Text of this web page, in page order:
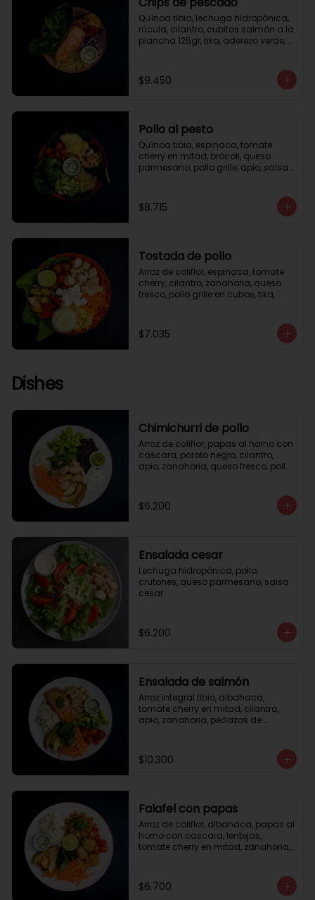
Quínoa tibia, lechuga hidropónica,
rúcula, cilantro, cubitos salmón a la
plancha 125gr, tika, aderezo verde,
$9.450
Pollo al pesto
Quínoa tibia, espinaca, tomate
cherry en mitad, brócoli, queso
parmesano, pollo grille, apio, salsa
$8.715
Tostada de pollo
Arroz de coliflor, espinaca, tomate
cherry, cilantro, zanahoria, queso
fresco, pollo grille en cubos, tika,
$7.035
Dishes
Chimichurri de pollo
Arroz de coliflor, papas al horno con
cascara, poroto negro, cilantro,
apio, zanahoria, queso fresco, pollo
$6.200
Ensalada cesar
Lechuga hidropónica, pollo,
crutones, queso parmesano, salsa
cesar
$6.200
Ensalada de salmón
Arroz integral tibio, albahaca,
tomate cherry en mitad, cilantro,
apio, zanahoria, pedazos de
verde, limón.
$10.300
Falafel con papas
Arroz de coliflor, albahaca, papas al
horno con cascara, lentejas,
tomate cherry en mitad, zanahoria,
$6.700